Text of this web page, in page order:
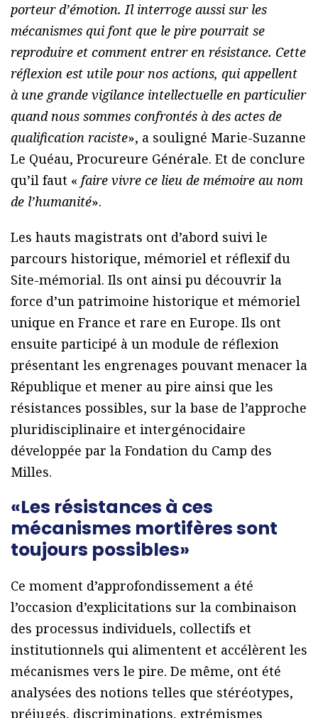
porteur d’émotion. Il interroge aussi sur les
mécanismes qui font que le pire pourrait se
reproduire et comment entrer en résistance. Cette
réflexion est utile pour nos actions, qui appellent
à une grande vigilance intellectuelle en particulier
quand nous sommes confrontés à des actes de
qualification raciste», a souligné Marie-Suzanne
Le Quéau, Procureure Générale. Et de conclure
qu’il faut « faire vivre ce lieu de mémoire au nom
de l’humanité».
Les hauts magistrats ont d’abord suivi le
parcours historique, mémoriel et réflexif du
Site-mémorial. Ils ont ainsi pu découvrir la
force d’un patrimoine historique et mémoriel
unique en France et rare en Europe. Ils ont
ensuite participé à un module de réflexion
présentant les engrenages pouvant menacer la
République et mener au pire ainsi que les
résistances possibles, sur la base de l’approche
pluridisciplinaire et intergénocidaire
développée par la Fondation du Camp des
Milles.
«Les résistances à ces
mécanismes mortifères sont
toujours possibles»
Ce moment d’approfondissement a été
l’occasion d’explicitations sur la combinaison
des processus individuels, collectifs et
institutionnels qui alimentent et accélèrent les
mécanismes vers le pire. De même, ont été
analysées des notions telles que stéréotypes,
préjugés, discriminations, extrémismes